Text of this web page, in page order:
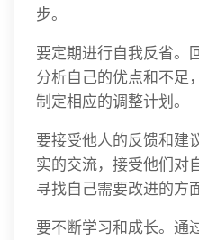
步。
要定期进行自我反省。
分析自己的优点和不足
制定相应的调整计划。
要接受他人的反馈和建
实的交流，接受他们对
寻找自己需要改进的方
要不断学习和成长。通